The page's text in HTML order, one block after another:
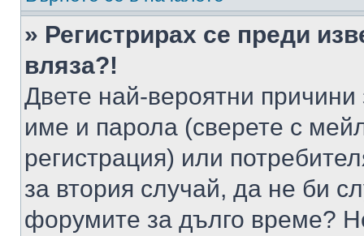
» Регистрирах се преди
вляза?!
Двете най-вероятни
име и парола (сверете с
регистрация) или
за втория случай, да не би
форумите за дълго време?